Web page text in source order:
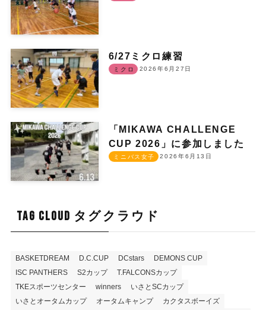
6/27ミクロ練習
2026年6月27日
ミクロ
「MIKAWA CHALLENGE
CUP 2026」に参加しました
2026年6月13日
ミニバス女子
TAG CLOUD タグクラウド
BASKETDREAM D.C.CUP DCstars
DEMONS CUP
ISC PANTHERS
S2カップ
T.FALCONSカップ
TKEスポーツセンター
winners
いさとSCカップ
いさとオータムカップ
オータムキャンプ
カクタスボーイズ